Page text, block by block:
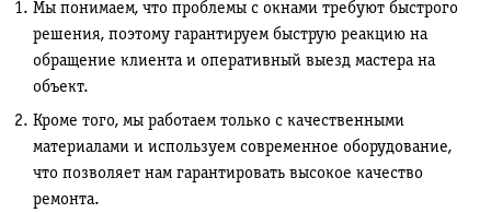
Мы понимаем, что проблемы с окнами требуют быстрого
решения, поэтому гарантируем быструю реакцию на
обращение клиента и оперативный выезд мастера на
объект.
Кроме того, мы работаем только с качественными
материалами и используем современное оборудование,
что позволяет нам гарантировать высокое качество
ремонта.